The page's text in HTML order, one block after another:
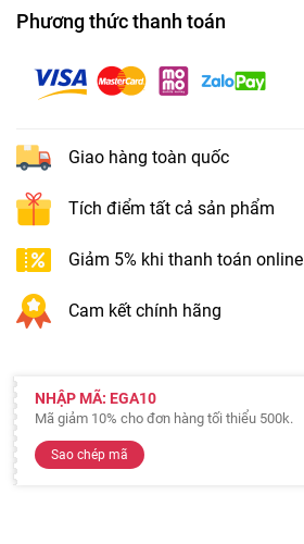
Phương thức thanh toán
Giao hàng toàn quốc
Tích điểm tất cả sản phẩm
Giảm 5% khi thanh toán online
Cam kết chính hãng
NHẬP MÃ: EGA10
Mã giảm 10% cho đơn hàng tối thiểu 500k.
Sao chép mã